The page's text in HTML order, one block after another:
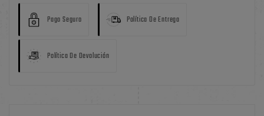
Pago Seguro Política De Entrega
Política De Devolución